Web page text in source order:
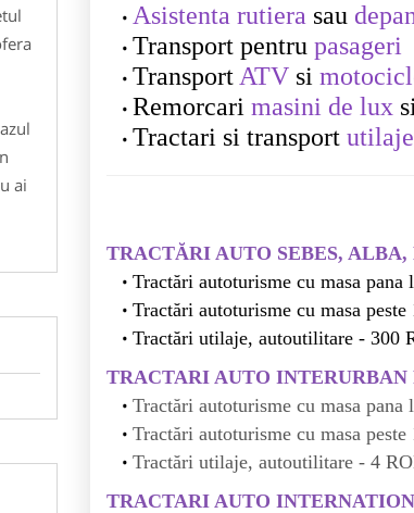
ai
Asistenta rutiera sau
Transport pentru pasageri
Transport ATV si
Remorcari masini de lux si
Tractari si transport utilaje
TRACTĂRI AUTO SEBES,
Tractări autoturisme cu masa
Tractări autoturisme cu masa
Tractări utilaje, autoutilitare - 300
TRACTARI AUTO INTERURBAN
Tractări autoturisme cu masa
Tractări autoturisme cu masa
Tractări utilaje, autoutilitare - 4
TRACTARI AUTO